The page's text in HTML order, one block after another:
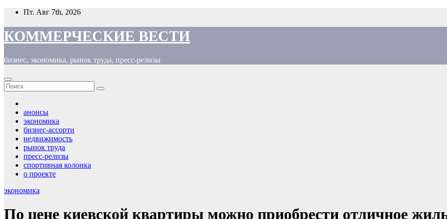
Перейти
содержимому
Пт. Авг 7th, 2026
КОММЕРЧЕСКИЕ ВЕСТИ
бизнес, экономика, рынок труда, пресс-релизы
анонсы
экономика
бизнес-ассорти
недвижимость
рынок труда
пресс-релизы
спортивная колонка
о проекте
экономика
По цене киевской квартиры можно приобрести отличное